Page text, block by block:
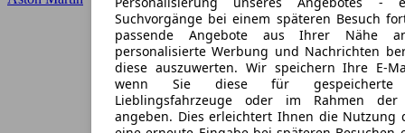
Suchvorgänge bei einem späteren Besuch
passende Angebote aus Ihrer Nähe
personalisierte Werbung und Nachrichten
diese auszuwerten. Wir speichern Ihre E-
wenn Sie diese für gespeicherte
Lieblingsfahrzeuge oder im Rahmen der
angeben. Dies erleichtert Ihnen die Nutzung